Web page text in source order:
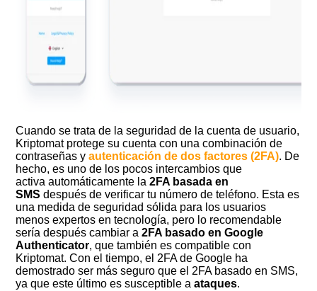
Cuando se trata de la seguridad de la cuenta de usuario,
Kriptomat protege su cuenta con una combinación de
contraseñas yautenticación de dos factores (2FA). De
hecho, es uno de los pocos intercambios que
activa automáticamente la2FA basada en
SMS después de verificar tu número de teléfono. Esta es
una medida de seguridad sólida para los usuarios
menos expertos en tecnología, pero lo recomendable
sería después cambiar a2FA basado en Google
Authenticator, que también es compatible con
Kriptomat. Con el tiempo, el 2FA de Google ha
demostrado ser más seguro que el 2FA basado en SMS,
ya que este último es susceptible aataques.